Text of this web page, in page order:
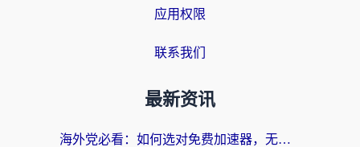
应用权限
联系我们
最新资讯
海外党必看：如何选对免费加速器，无缝访问国内资源不踩坑？